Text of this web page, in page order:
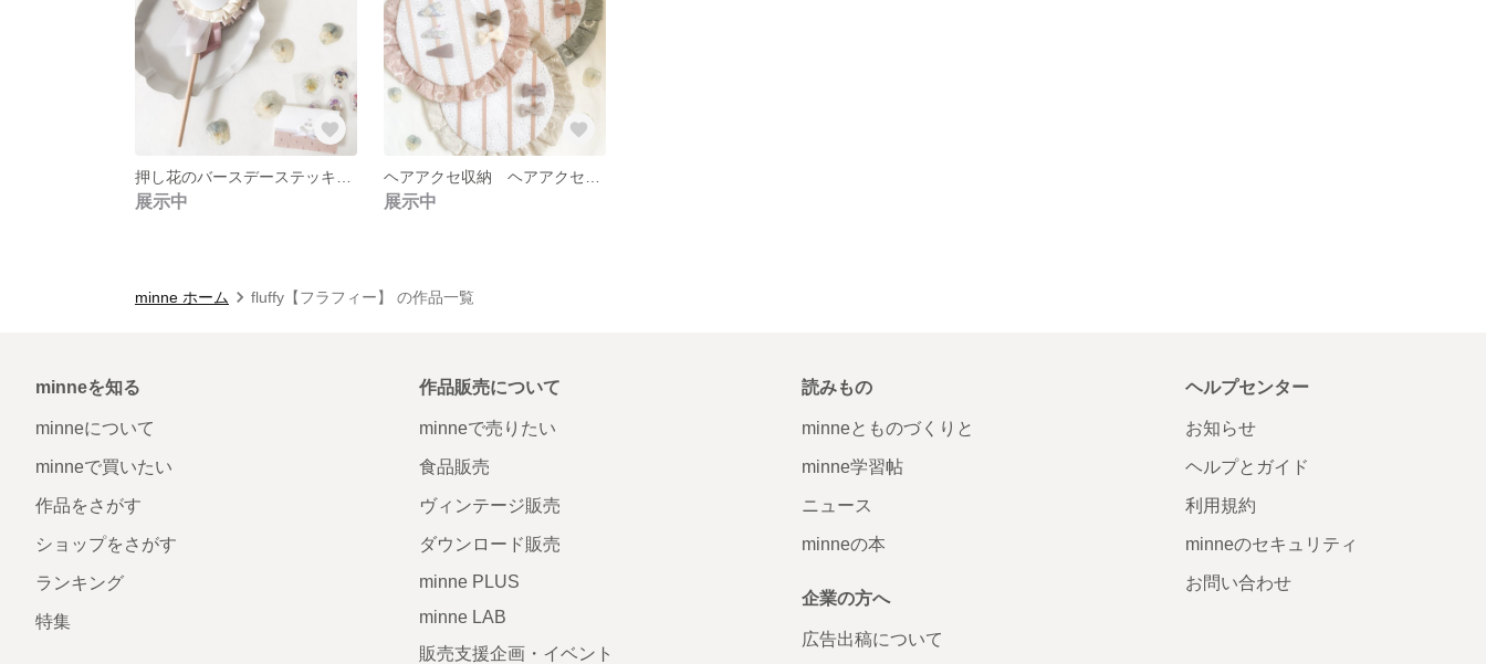
展示中 展示中
minne ホーム fluffy【フラフィー】 の作品一覧
minneを知る
minneについて
minneで買いたい
作品をさがす
ショップをさがす
ランキング
特集
作品販売について
minneで売りたい
食品販売
ヴィンテージ販売
ダウンロード販売
minne PLUS
minne LAB
販売支援企画・イベント
読みもの
minneとものづくりと
minne学習帖
ニュース
minneの本
企業の方へ
広告出稿について
ヘルプセンター
お知らせ
ヘルプとガイド
利用規約
minneのセキュリティ
お問い合わせ